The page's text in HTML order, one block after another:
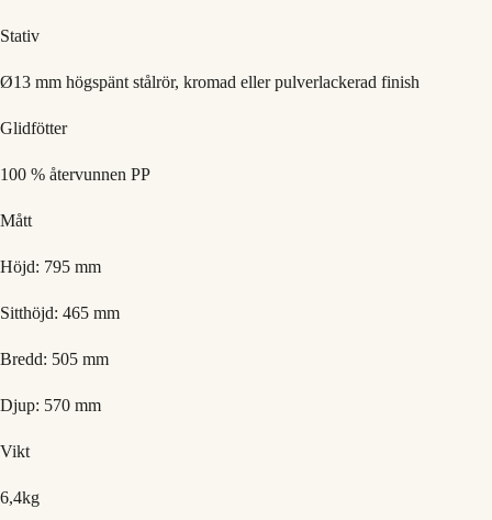
Stativ
Ø13 mm högspänt stålrör, kromad eller pulverlackerad finish
Glidfötter
100 % återvunnen PP
Mått
Höjd: 795 mm
Sitthöjd: 465 mm
Bredd: 505 mm
Djup: 570 mm
Vikt
6,4kg